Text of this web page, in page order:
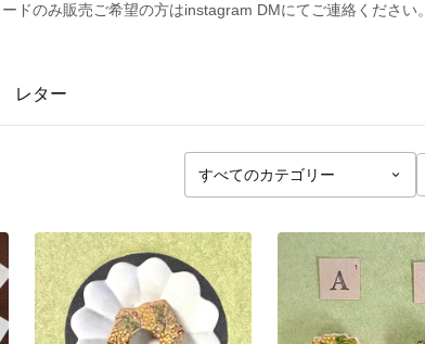
ドのみ販売ご希望の方はinstagram DMにてご連絡ください。
レター